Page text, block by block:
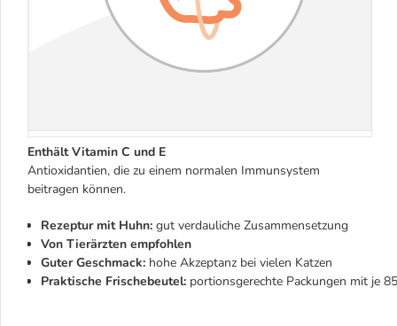
Enthält Vitamin C und E
Antioxidantien, die zu einem normalen Immunsystem
beitragen können.
Rezeptur mit Huhn: gut verdauliche Zusammensetzung
Von Tierärzten empfohlen
Guter Geschmack: hohe Akzeptanz bei vielen Katzen
Praktische Frischebeutel: portionsgerechte Packungen mit je